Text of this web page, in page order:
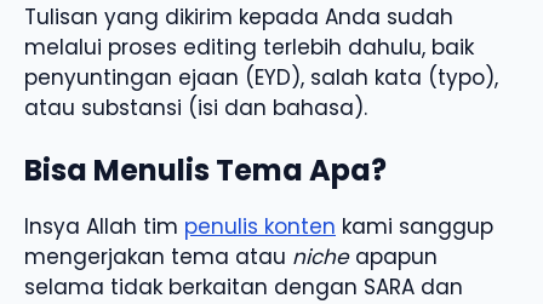
Tulisan yang dikirim kepada Anda sudah
melalui proses editing terlebih dahulu, baik
penyuntingan ejaan (EYD), salah kata (typo),
atau substansi (isi dan bahasa).
Bisa Menulis Tema Apa?
Insya Allah tim penulis konten kami sanggup
mengerjakan tema atau nicheapapun
selama tidak berkaitan dengan SARA dan